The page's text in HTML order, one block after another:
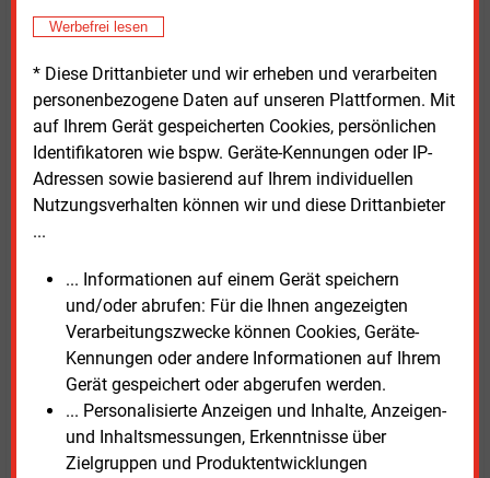
Werbefrei lesen
* Diese Drittanbieter und wir erheben und verarbeiten
personenbezogene Daten auf unseren Plattformen. Mit
auf Ihrem Gerät gespeicherten Cookies, persönlichen
Identifikatoren wie bspw. Geräte-Kennungen oder IP-
Adressen sowie basierend auf Ihrem individuellen
Nutzungsverhalten können wir und diese Drittanbieter
...
... Informationen auf einem Gerät speichern
und/oder abrufen: Für die Ihnen angezeigten
Verarbeitungszwecke können Cookies, Geräte-
Kennungen oder andere Informationen auf Ihrem
Gerät gespeichert oder abgerufen werden.
... Personalisierte Anzeigen und Inhalte, Anzeigen-
und Inhaltsmessungen, Erkenntnisse über
Zielgruppen und Produktentwicklungen
solches Modell. Dort werde bewusst Gas als Puffer
Eine staatliche Stelle regle die Befüllung bestimmter
Volumina über Ausschreibungen.
Unterstützung für eine stärkere politische Steuerung
kommt auch vom Branchenverband Initiative
Energien Speichern (Ines). Die Vertretung der
Betreiber von Gas- und Energiespeichern mahnte
Speicherbefüllung für den Winter 2025/26 im Fall
eines extrem kalten Winters trotz neuer LNG-
Importkapazitäten nicht ausreiche. Ines-
Geschäftsführer Sebastian Heinermann kritisierte
gegenüber E&M, dass die bestehenden politischen
Rahmenbedingungen nicht genutzt worden seien, um
höhere Füllstände sicherzustellen.